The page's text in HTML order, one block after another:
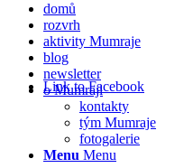
Link to Facebook
domů
rozvrh
aktivity Mumraje
blog
newsletter
o Mumraji
kontakty
tým Mumraje
fotogalerie
Menu Menu